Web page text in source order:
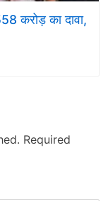
करोड़ का दावा,
Required